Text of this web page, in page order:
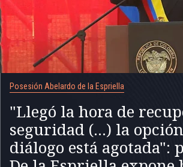
Posesión Abelardo de la Espriella
"Llegó la hora de
seguridad (...) la
diálogo está agotada":